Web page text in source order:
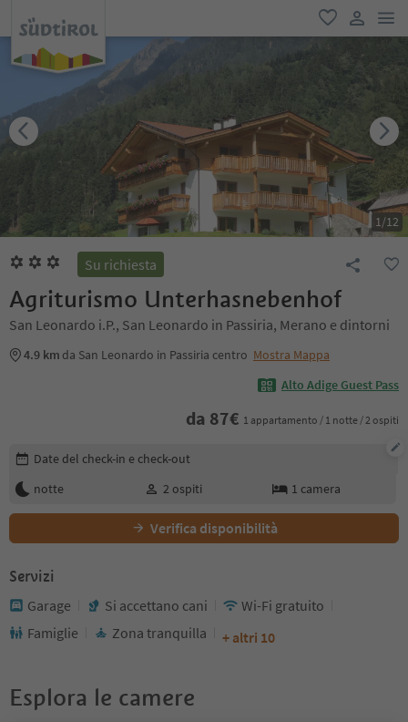
favoriti
user link
1/12
Su richiesta
Agriturismo Unterhasnebenhof
San Leonardo i.P., San Leonardo in Passiria, Merano e dintorni
4.9 km da San Leonardo in Passiria centro Mostra Mappa
Alto Adige Guest Pass
da 87€ 1 appartamento / 1 notte / 2 ospiti
Modifica i dettagli della prenotazione
Date del check-in e check-out
notte
2 ospiti 1 camera
Verifica disponibilità
Servizi
Garage Si accettano cani
Wi-Fi gratuito
Famiglie
Zona tranquilla + altri 10
Esplora le camere